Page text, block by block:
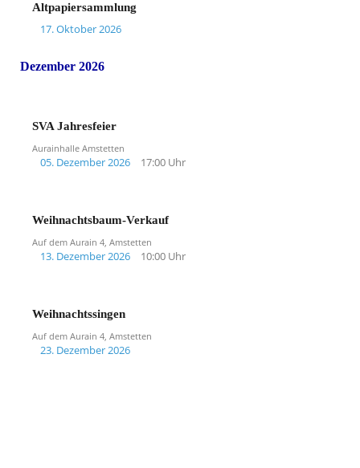
Altpapiersammlung
17. Oktober 2026
Dezember 2026
SVA Jahresfeier
Aurainhalle Amstetten
05. Dezember 2026 17:00 Uhr
Weihnachtsbaum-Verkauf
Auf dem Aurain 4, Amstetten
13. Dezember 2026 10:00 Uhr
Weihnachtssingen
Auf dem Aurain 4, Amstetten
23. Dezember 2026